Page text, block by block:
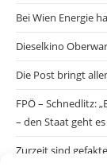
Bei Wien Energie
Dieselkino
Die Post bringt
FPÖ – Schnedlitz:
– den Staat geht
Zurzeit sind